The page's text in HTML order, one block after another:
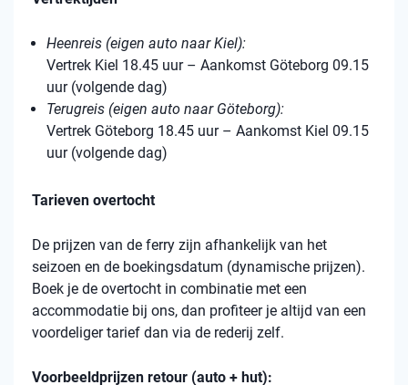
Heenreis (eigen auto naar Kiel):
Vertrek Kiel 18.45 uur – Aankomst Göteborg 09.15
uur (volgende dag)
Terugreis (eigen auto naar Göteborg):
Vertrek Göteborg 18.45 uur – Aankomst Kiel 09.15
uur (volgende dag)
Tarieven overtocht
De prijzen van de ferry zijn afhankelijk van het
seizoen en de boekingsdatum (dynamische prijzen).
Boek je de overtocht in combinatie met een
accommodatie bij ons, dan profiteer je altijd van een
voordeliger tarief dan via de rederij zelf.
Voorbeeldprijzen retour (auto + hut):